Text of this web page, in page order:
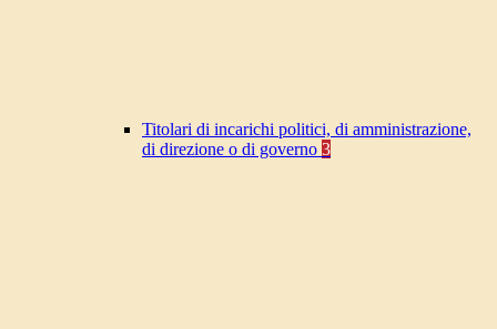
Titolari di incarichi politici, di amministrazione,
di direzione o di governo 3